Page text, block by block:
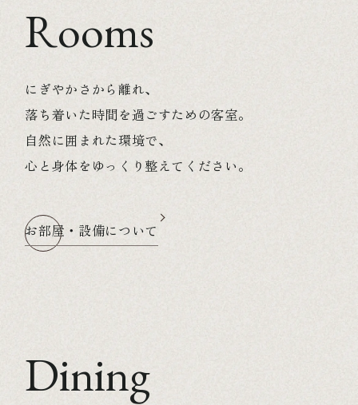
Rooms
にぎやかさから離れ、
落ち着いた時間を過ごすための客室。
自然に囲まれた環境で、
心と身体をゆっくり整えてください。
お部屋・設備について
Dining